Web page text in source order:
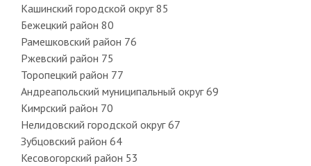
Кашинский городской округ 85
Бежецкий район 80
Рамешковский район 76
Ржевский район 75
Торопецкий район 77
Андреапольский муниципальный округ 69
Кимрский район 70
Нелидовский городской округ 67
Зубцовский район 64
Кесовогорский район 53